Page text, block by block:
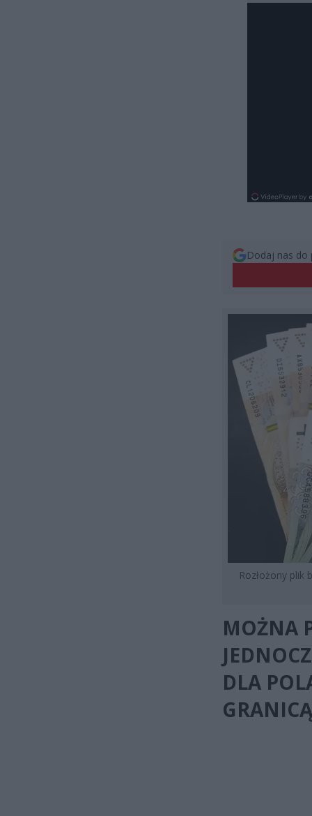
Dodaj nas do
Rozłożony
MOŻNA
DLA
GRANICĄ